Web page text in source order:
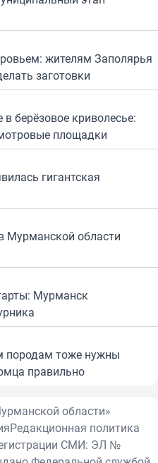
жителям Заполярья
заготовки
берёзовое криволесье:
площадки
гигантская
Мурманской области
Мурманск
породам тоже нужны
правильно
области»
Редакционная политика
СМИ: ЭЛ №